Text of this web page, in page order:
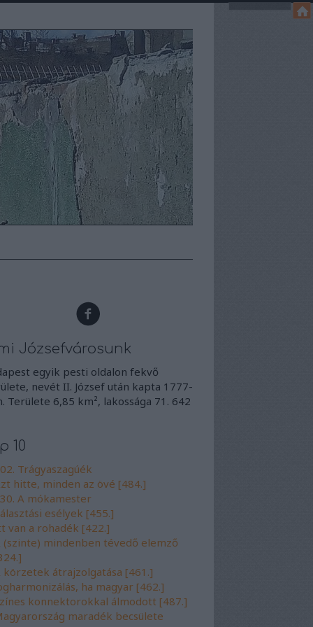
Józsefvárosunk
egyik pesti oldalon fekvő
nevét II. József után kapta 1777-
Területe 6,85 km², lakossága 71. 642
10
Trágyaszagúék
hitte, minden az övé [484.]
A mókamester
esélyek [455.]
van a rohadék [422.]
(szinte) mindenben tévedő elemző
körzetek átrajzolgatása [461.]
ha magyar [462.]
konnektorokkal álmodott [487.]
maradék becsülete